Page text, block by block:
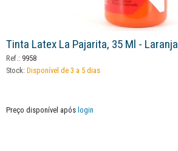
Tinta Latex La Pajarita, 35 Ml - Laranja
Ref.: 9958
Stock: Disponível de 3 a 5 dias
Preço disponível após login